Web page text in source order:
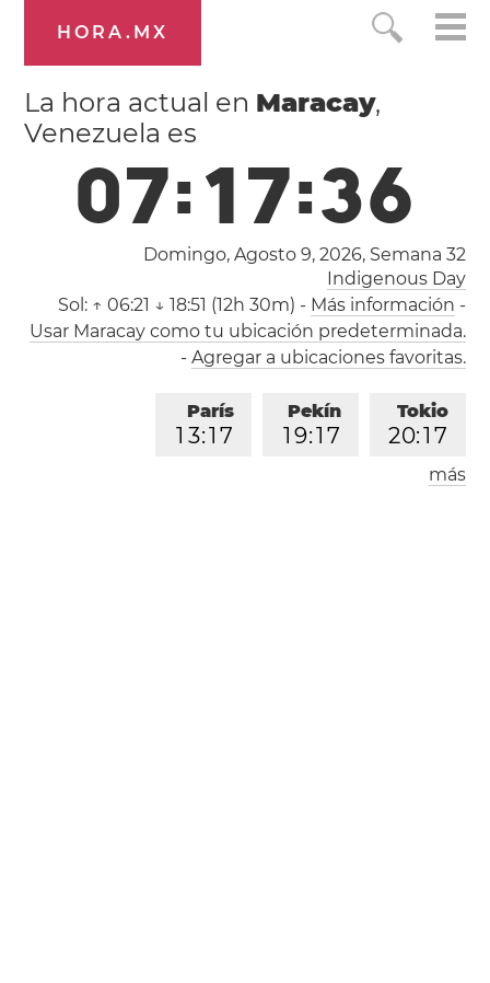
HORA.MX
La hora actual en Maracay,
Venezuela es
07:17:37
Domingo, Agosto 9, 2026, Semana 32
Indigenous Day
Sol: ↑ 06:21 ↓ 18:51 (12h 30m) - Más información -
Usar Maracay como tu ubicación predeterminada.
- Agregar a ubicaciones favoritas.
Tokio
20:1 7
Pekín
1 9:1 7
París
1 3:1 7
Londres
más